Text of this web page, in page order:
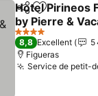
PartagerAjouter à
Hotel Pirineos
by Pierre &
4 Étoiles
8,8 Excellent
5
Figueras
Service de petit-